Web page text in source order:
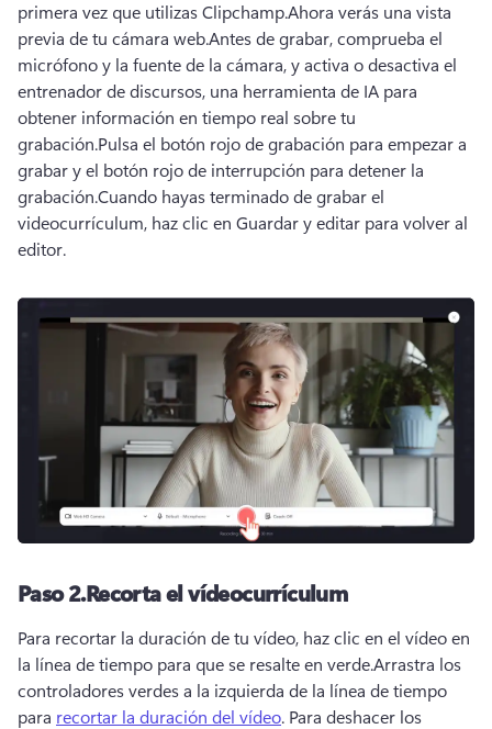
primera vez que utilizas Clipchamp.Ahora verás una vista
previa de tu cámara web.Antes de grabar, comprueba el
entrenador de discursos, una herramienta de IA para
obtener información en tiempo real sobre tu
grabación.Pulsa el botón rojo de grabación para empezar a
grabar y el botón rojo de interrupción para detener la
grabación.Cuando hayas terminado de grabar el
videocurrículum, haz clic en Guardar y editar para volver al
editor.
Paso 2.Recorta el vídeocurrículum
Para recortar la duración de tu vídeo, haz clic en el vídeo en
la línea de tiempo para que se resalte en verde.Arrastra los
controladores verdes a la izquierda de la línea de tiempo
para recortar la duración del vídeo. Para deshacer los